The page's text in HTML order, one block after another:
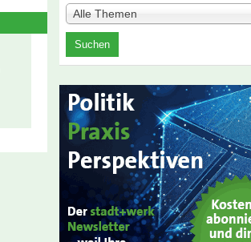
Alle Themen